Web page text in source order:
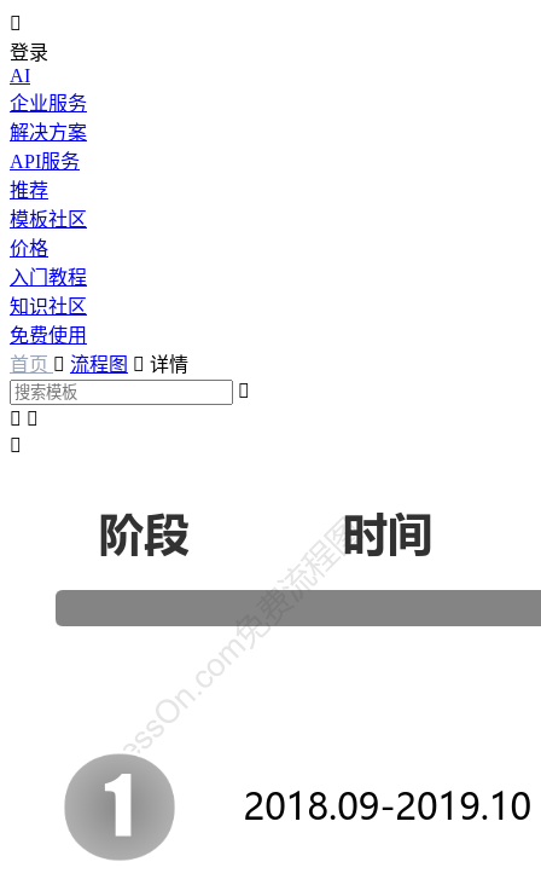

登录
AI
企业服务
解决方案
API服务
推荐
模板社区
价格
入门教程
知识社区
免费使用
首页  流程图  详情

 
